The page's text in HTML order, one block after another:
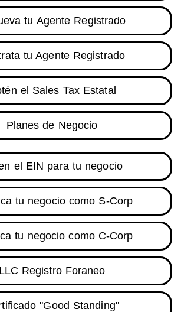
tu Agente Registrado
tu Agente Registrado
el Sales Tax Estatal
Planes de Negocio
el EIN para tu negocio
tu negocio como S-Corp
tu negocio como C-Corp
LLC Registro Foraneo
"Good Standing"